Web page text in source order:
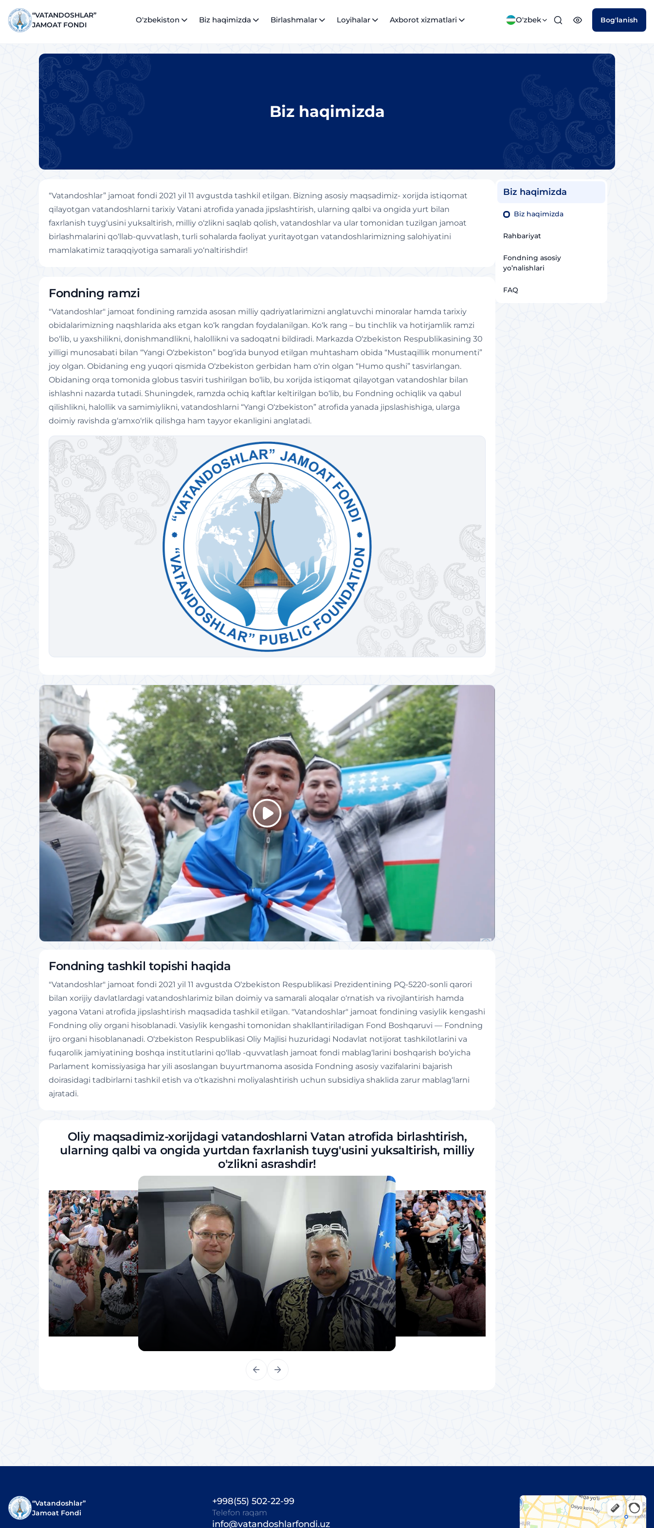
“VATANDOSHLAR”
JAMOAT FONDI
O'zbekiston Biz haqimizda Birlashmalar Loyihalar Axborot xizmatlari O'zbek Bog'lanish
Biz haqimizda
“Vatandoshlar” jamoat fondi 2021 yil 11 avgustda tashkil etilgan. Bizning asosiy maqsadimiz- xorijda istiqomat
qilayotgan vatandoshlarni tarixiy Vatani atrofida yanada jipslashtirish, ularning qalbi va ongida yurt bilan
faxrlanish tuyg‘usini yuksaltirish, milliy o‘zlikni saqlab qolish, vatandoshlar va ular tomonidan tuzilgan jamoat
birlashmalarini qo‘llab-quvvatlash, turli sohalarda faoliyat yuritayotgan vatandoshlarimizning salohiyatini
mamlakatimiz taraqqiyotiga samarali yo‘naltirishdir!
Fondning ramzi
"Vatandoshlar" jamoat fondining ramzida asosan milliy qadriyatlarimizni anglatuvchi minoralar hamda tarixiy
obidalarimizning naqshlarida aks etgan ko‘k rangdan foydalanilgan. Ko‘k rang – bu tinchlik va hotirjamlik ramzi
bo‘lib, u yaxshilikni, donishmandlikni, halollikni va sadoqatni bildiradi. Markazda O‘zbekiston Respublikasining 30
yilligi munosabati bilan “Yangi O‘zbekiston” bog‘ida bunyod etilgan muhtasham obida “Mustaqillik monumenti”
joy olgan. Obidaning eng yuqori qismida O‘zbekiston gerbidan ham o‘rin olgan “Humo qushi” tasvirlangan.
Obidaning orqa tomonida globus tasviri tushirilgan bo‘lib, bu xorijda istiqomat qilayotgan vatandoshlar bilan
ishlashni nazarda tutadi. Shuningdek, ramzda ochiq kaftlar keltirilgan bo‘lib, bu Fondning ochiqlik va qabul
qilishlikni, halollik va samimiylikni, vatandoshlarni “Yangi O‘zbekiston” atrofida yanada jipslashishiga, ularga
doimiy ravishda g‘amxo‘rlik qilishga ham tayyor ekanligini anglatadi.
Fondning tashkil topishi haqida
"Vatandoshlar" jamoat fondi 2021 yil 11 avgustda O‘zbekiston Respublikasi Prezidentining PQ-5220-sonli qarori
bilan xorijiy davlatlardagi vatandoshlarimiz bilan doimiy va samarali aloqalar o‘rnatish va rivojlantirish hamda
yagona Vatani atrofida jipslashtirish maqsadida tashkil etilgan. "Vatandoshlar" jamoat fondining vasiylik kengashi
Fondning oliy organi hisoblanadi. Vasiylik kengashi tomonidan shakllantiriladigan Fond Boshqaruvi — Fondning
ijro organi hisoblananadi. O‘zbekiston Respublikasi Oliy Majlisi huzuridagi Nodavlat notijorat tashkilotlarini va
fuqarolik jamiyatining boshqa institutlarini qo‘llab -quvvatlash jamoat fondi mablag‘larini boshqarish bo‘yicha
Parlament komissiyasiga har yili asoslangan buyurtmanoma asosida Fondning asosiy vazifalarini bajarish
doirasidagi tadbirlarni tashkil etish va o‘tkazishni moliyalashtirish uchun subsidiya shaklida zarur mablag‘larni
ajratadi.
Oliy maqsadimiz-xorijdagi vatandoshlarni Vatan atrofida birlashtirish,
ularning qalbi va ongida yurtdan faxrlanish tuyg'usini yuksaltirish, milliy
o'zlikni asrashdir!
Biz haqimizda
Biz haqimizda
Rahbariyat
Fondning asosiy
yo’nalishlari
FAQ
“Vatandoshlar”
Jamoat Fondi
+998(55) 502-22-99
Telefon raqam
info@vatandoshlarfondi.uz